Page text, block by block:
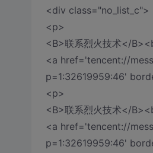
<div class="no_list_c">
<p>
<B>联系烈火技术</
<a href='tencent://
p=1:32619959:46'
<p>
<B>联系烈火技术</
<a href='tencent://
p=1:32619959:46'